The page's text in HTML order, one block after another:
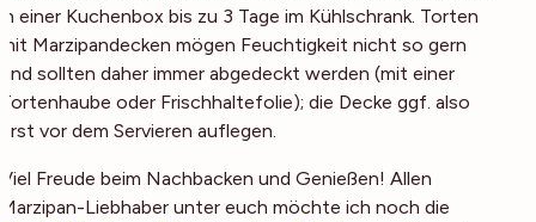
in einer Kuchenbox bis zu 3 Tage im Kühlschrank. Torten
mit Marzipandecken mögen Feuchtigkeit nicht so gern
und sollten daher immer abgedeckt werden (mit einer
Tortenhaube oder Frischhaltefolie); die Decke ggf. also
erst vor dem Servieren auflegen.
Viel Freude beim Nachbacken und Genießen! Allen
Marzipan-Liebhaber unter euch möchte ich noch die